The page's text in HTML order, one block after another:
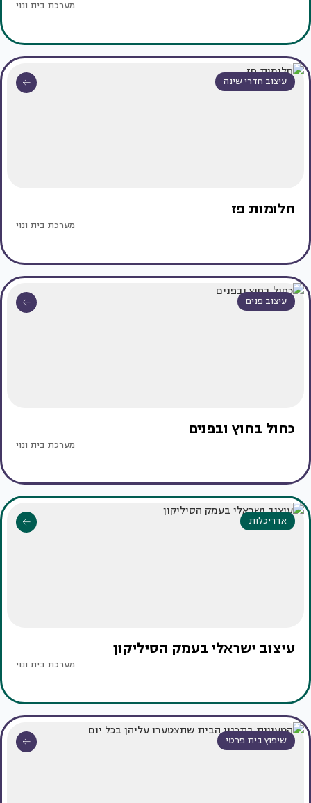
מערכת בית ונוי
עיצוב חדרי שינה
חלומות פז
מערכת בית ונוי
עיצוב פנים
כחול בחוץ ובפנים
מערכת בית ונוי
אדריכלות
עיצוב ישראלי בעמק הסיליקון
מערכת בית ונוי
שיפוץ בית פרטי